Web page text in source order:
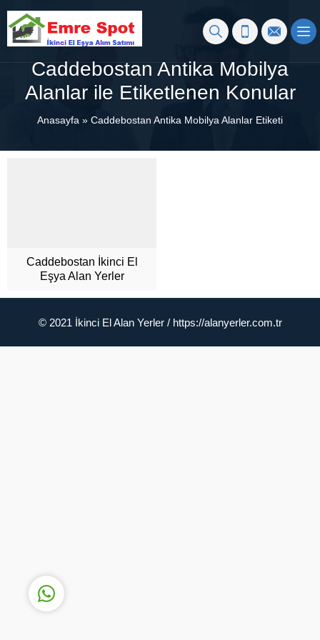
Caddebostan Antika Mobilya
Alanlar ile Etiketlenen Konular
Anasayfa » Caddebostan Antika Mobilya Alanlar Etiketi
Caddebostan İkinci El
Eşya Alan Yerler
© 2021 İkinci El Alan Yerler / https://alanyerler.com.tr